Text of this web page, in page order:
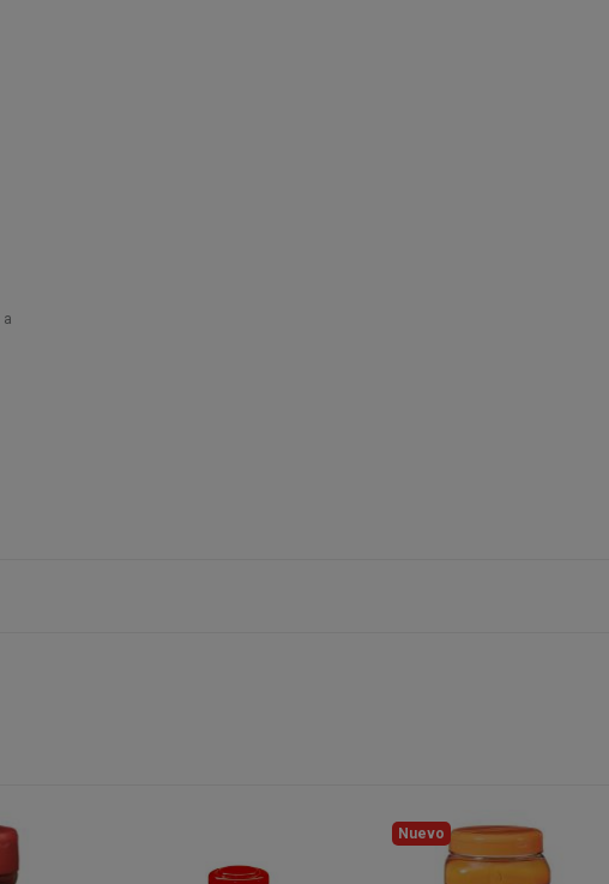
a
Nuevo